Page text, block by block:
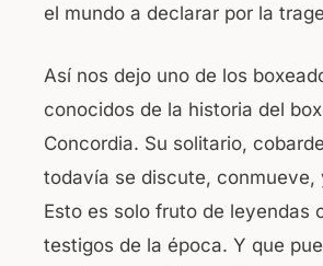
el mundo a declarar por la
Así nos dejo uno de los
conocidos de la historia del
Concordia. Su solitario,
todavía se discute, conmueve,
Esto es solo fruto de leyendas
testigos de la época. Y que